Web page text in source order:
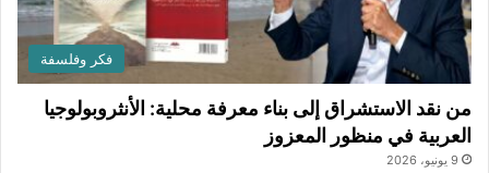
فكر وفلسفة
من نقد الاستشراق إلى بناء معرفة محلية: الأنثروبولوجيا
العربية في منظور المعزوز
9 يونيو، 2026